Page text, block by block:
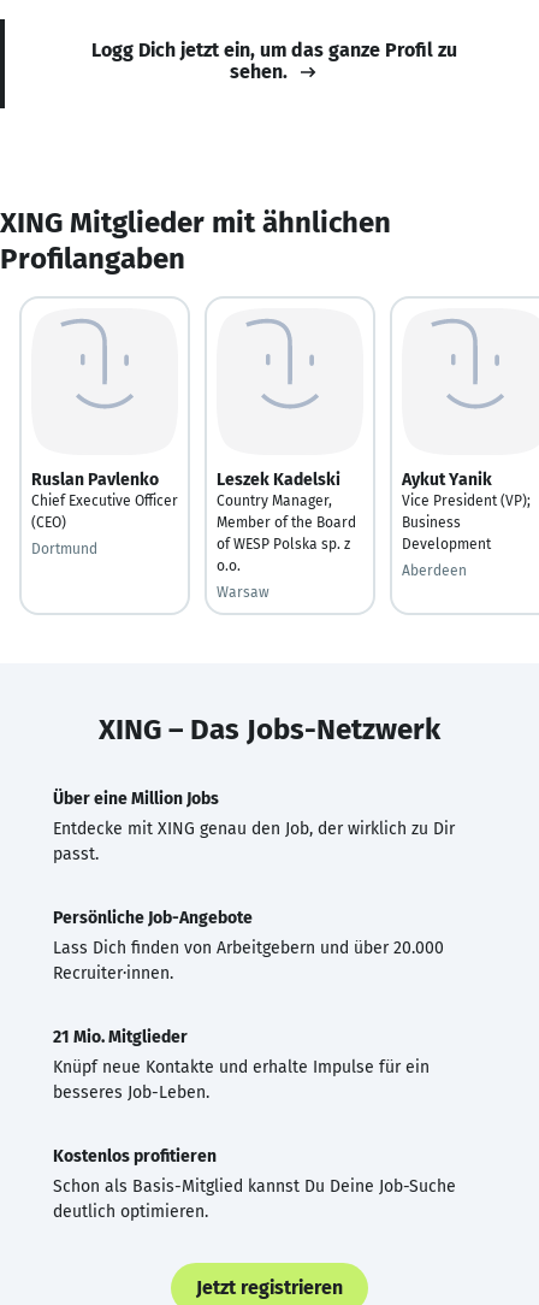
Logg Dich jetzt ein, um das ganze Profil zu
sehen.
XING Mitglieder mit ähnlichen
Profilangaben
Ruslan Pavlenko
Chief Executive Officer
(CEO)
Dortmund
Leszek Kadelski
Country Manager,
Member of the Board
of WESP Polska sp. z
o.o.
Warsaw
Aykut Yanik
Vice President (VP);
Business
Development
Aberdeen
XING – Das Jobs-Netzwerk
Über eine Million Jobs
Entdecke mit XING genau den Job, der wirklich zu Dir
passt.
Persönliche Job-Angebote
Lass Dich finden von Arbeitgebern und über 20.000
Recruiter·innen.
21 Mio. Mitglieder
Knüpf neue Kontakte und erhalte Impulse für ein
besseres Job-Leben.
Kostenlos profitieren
Schon als Basis-Mitglied kannst Du Deine Job-Suche
deutlich optimieren.
Jetzt registrieren